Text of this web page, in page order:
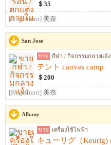
＄35
[Registrant] 美奈
San Jose
ขาย กีฬา / กิจกรรมกลางแจ้ง
テント canvas camp
＄200
[Registrant] 美奈
Albany
ขาย เครื่องใช้ไฟฟ้า